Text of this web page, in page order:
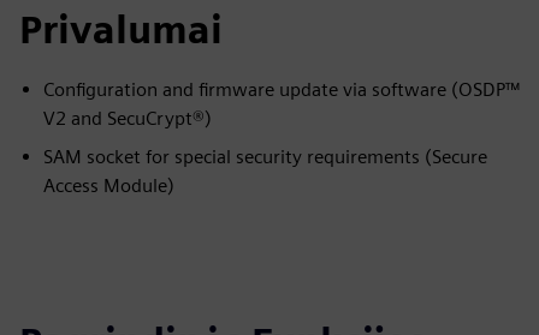
Privalumai
Configuration and firmware update via software (OSDP™
V2 and SecuCrypt®)
SAM socket for special security requirements (Secure
Access Module)